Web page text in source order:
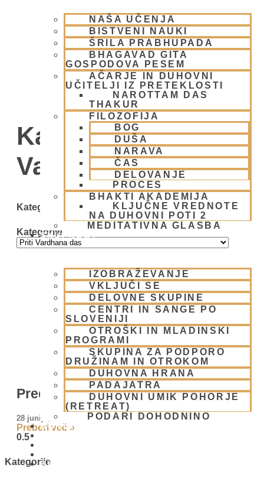
NAŠA UČENJA
BISTVENI NAUKI
ŠRILA PRABHUPADA
BHAGAVAD GITA
GOSPODOVA PESEM
AČARJE IN DUHOVNI
UČITELJI IZ PRETEKLOSTI
NAROTTAM DAS
THAKUR
FILOZOFIJA
BOG
DUŠA
NARAVA
ČAS
DELOVANJE
PROCES
BHAKTI AKADEMIJA
KLJUČNE VREDNOTE
NA DUHOVNI POTI 2
MEDITATIVNA GLASBA
SKUPNOST
IZOBRAŽEVANJE
VKLJUČI SE
DELOVNE SKUPINE
CENTRI IN SANGE PO
SLOVENIJI
OTROŠKI IN MLADINSKI
PROGRAMI
SKUPINA ZA PODPORO
DRUŽINAM IN OTROKOM
DUHOVNA HRANA
PADAJATRA
DUHOVNI UMIK POHORJE
(RETREAT)
PODARI DOHODNINO
DONIRAJ
BLOG
Kategorija: Priti
Vardhana das
Kategorije
Kategorije
Predavanje Priti Vardhana prabhuja
28 junija, 2008
Preberi več »
Kategorije